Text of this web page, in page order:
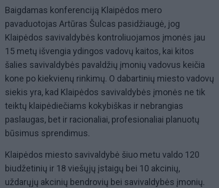
Baigdamas konferenciją Klaipėdos mero
pavaduotojas Artūras Šulcas pasidžiaugė, jog
Klaipėdos savivaldybės kontroliuojamos įmonės jau
15 metų išvengia ydingos vadovų kaitos, kai kitos
šalies savivaldybės pavaldžių įmonių vadovus keičia
kone po kiekvienų rinkimų. O dabartinių miesto vadovų
siekis yra, kad Klaipėdos savivaldybės įmonės ne tik
teiktų klaipėdiečiams kokybiškas ir nebrangias
paslaugas, bet ir racionaliai, profesionaliai planuotų
būsimus sprendimus.
Klaipėdos miesto savivaldybė šiuo metu valdo 120
biudžetinių ir 18 viešųjų įstaigų bei 10 akcinių,
uždarųjų akcinių bendrovių bei savivaldybės įmonių.